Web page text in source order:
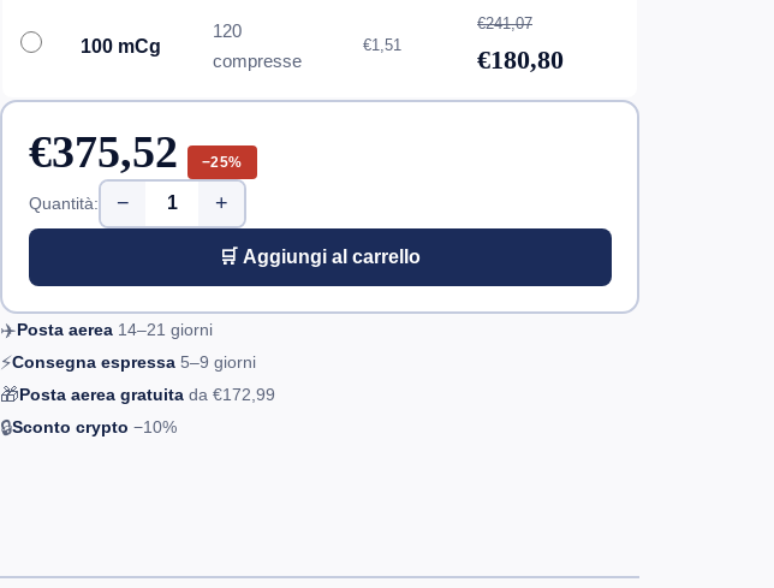
100 mCg
120
compresse
€1,51
€241,07
€180,80
€375,52 −25%
Quantità: − +
🛒 Aggiungi al carrello
✈️Posta aerea 14–21 giorni
⚡Consegna espressa 5–9 giorni
🎁Posta aerea gratuita da €172,99
🔒Sconto crypto −10%